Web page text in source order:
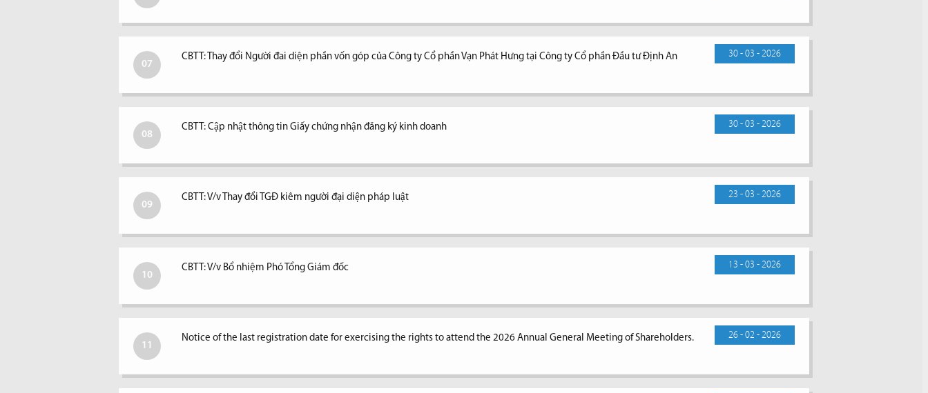
07
30 - 03 - 2026
CBTT: Thay đổi Người đai diện phần vốn góp của Công ty Cổ phần Vạn Phát Hưng tại Công ty Cổ phần Đầu tư Định An
08
30 - 03 - 2026
CBTT: Cập nhật thông tin Giấy chứng nhận đăng ký kinh doanh
09
23 - 03 - 2026
CBTT: V/v Thay đổi TGĐ kiêm người đại diện pháp luật
10
13 - 03 - 2026
CBTT: V/v Bổ nhiệm Phó Tổng Giám đốc
11
26 - 02 - 2026
Notice of the last registration date for exercising the rights to attend the 2026 Annual General Meeting of Shareholders.